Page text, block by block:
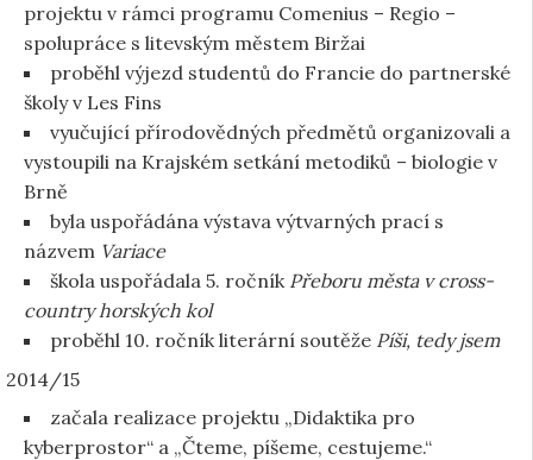
projektu v rámci programu Comenius – Regio –
spolupráce s litevským městem Biržai
proběhl výjezd studentů do Francie do partnerské
školy v Les Fins
vyučující přírodovědných předmětů organizovali a
vystoupili na Krajském setkání metodiků – biologie v
Brně
byla uspořádána výstava výtvarných prací s
názvem Variace
škola uspořádala 5. ročník Přeboru města v cross-
country horských kol
proběhl 10. ročník literární soutěže Píši, tedy jsem
2014/15
začala realizace projektu „Didaktika pro
kyberprostor“ a „Čteme, píšeme, cestujeme.“